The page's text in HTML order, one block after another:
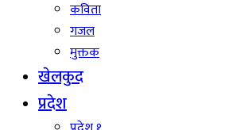
कविता
गजल
मुक्तक
खेलकुद
प्रदेश